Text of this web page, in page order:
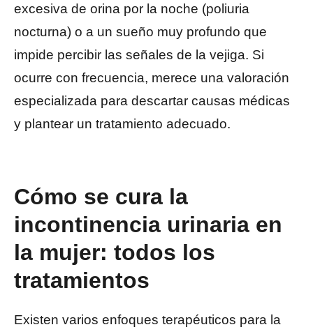
excesiva de orina por la noche (poliuria
nocturna) o a un sueño muy profundo que
impide percibir las señales de la vejiga. Si
ocurre con frecuencia, merece una valoración
especializada para descartar causas médicas
y plantear un tratamiento adecuado.
Cómo se cura la
incontinencia urinaria en
la mujer: todos los
tratamientos
Existen varios enfoques terapéuticos para la